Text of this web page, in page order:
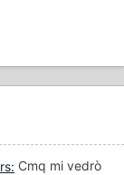
Cmq mi vedrò